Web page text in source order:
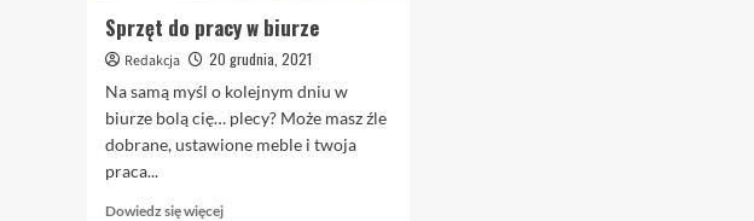
Sprzęt do pracy w biurze
Redakcja
20 grudnia, 2021
Na samą myśl o kolejnym dniu w
biurze bolą cię… plecy? Może masz źle
dobrane, ustawione meble i twoja
praca...
Dowiedz się więcejDowiedz